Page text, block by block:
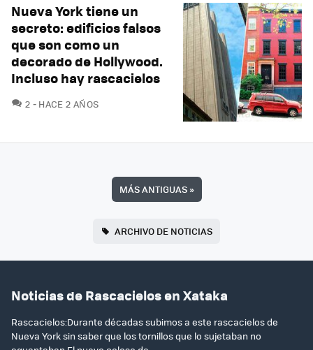
Nueva York tiene un
secreto: edificios falsos
que son como un
decorado de Hollywood.
Incluso hay rascacielos
2 COMENTARIOS
HACE 2 AÑOS
MÁS ANTIGUAS»
ARCHIVO DE NOTICIAS
Noticias de Rascacielos en Xataka
Rascacielos:Durante décadas subimos a este rascacielos de
Nueva York sin saber que los tornillos que lo sujetaban no